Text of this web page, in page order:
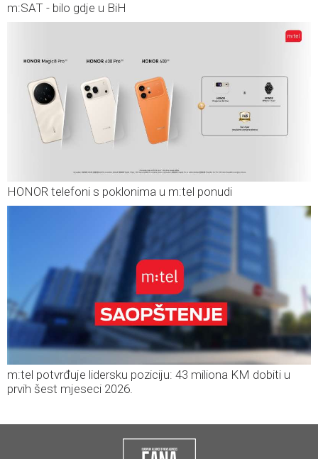
m:SAT - bilo gdje u BiH
HONOR telefoni s poklonima u m:tel ponudi
m:tel potvrđuje lidersku poziciju: 43 miliona KM dobiti u
prvih šest mjeseci 2026.